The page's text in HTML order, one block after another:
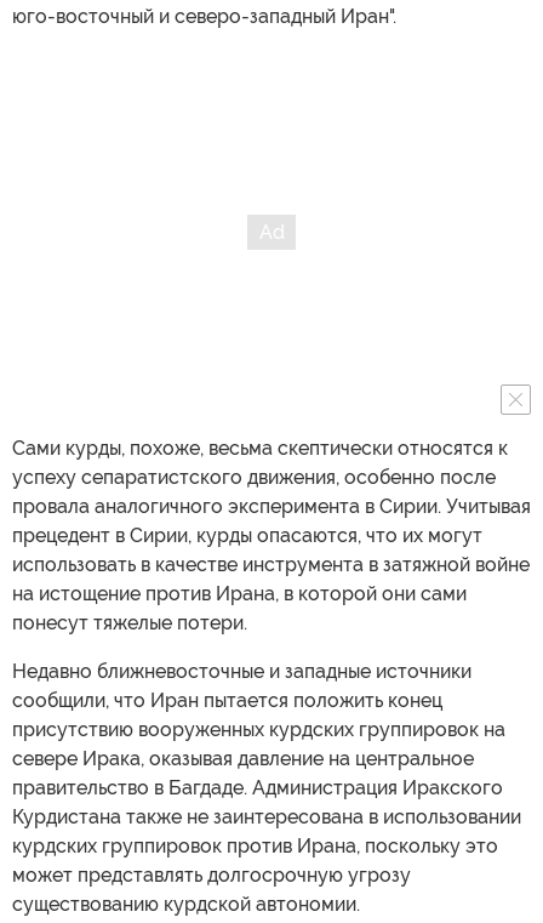
юго-восточный и северо-западный Иран".
Сами курды, похоже, весьма скептически относятся к
успеху сепаратистского движения, особенно после
провала аналогичного эксперимента в Сирии. Учитывая
прецедент в Сирии, курды опасаются, что их могут
использовать в качестве инструмента в затяжной войне
на истощение против Ирана, в которой они сами
понесут тяжелые потери.
Недавно ближневосточные и западные источники
сообщили, что Иран пытается положить конец
присутствию вооруженных курдских группировок на
севере Ирака, оказывая давление на центральное
правительство в Багдаде. Администрация Иракского
Курдистана также не заинтересована в использовании
курдских группировок против Ирана, поскольку это
может представлять долгосрочную угрозу
существованию курдской автономии.